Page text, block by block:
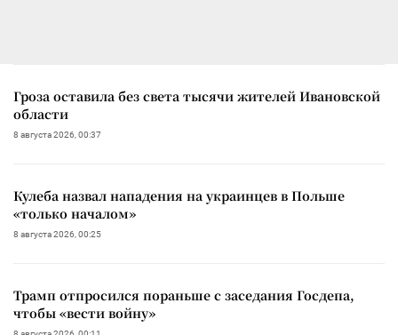
Гроза оставила без света тысячи жителей Ивановской
области
8 августа 2026, 00:37
Кулеба назвал нападения на украинцев в Польше
«только началом»
8 августа 2026, 00:25
Трамп отпросился пораньше с заседания Госдепа,
чтобы «вести войну»